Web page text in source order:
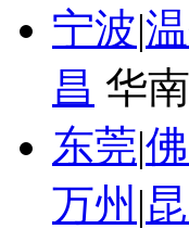
宁波|
昌 华南
东莞|
万州 |